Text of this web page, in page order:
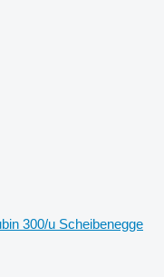
300/u Scheibenegge